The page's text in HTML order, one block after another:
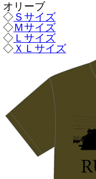
オリーブ
◇ Ｓサイズ
◇Ｍサイズ
◇ Ｌサイズ
◇ ＸＬサイズ